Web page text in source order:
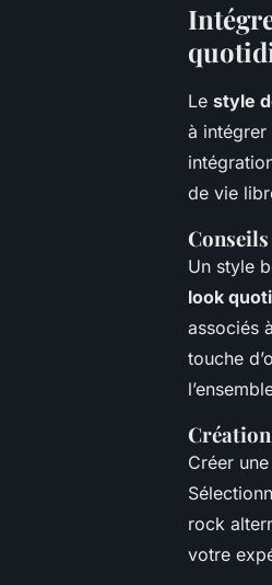
Le style
à intégrer
de vie
Un style
look
associés
touche
Créer
rock
votre